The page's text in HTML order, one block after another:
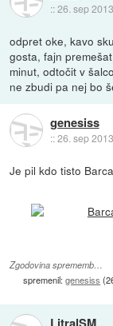
::26. sep
odpret oke, kavo
gosta, fajn
minut, odtočit v
ne zbudi pa nej bo
genesiss
::26. sep
Je pil kdo tisto
Zgodovina sprememb…
spremenil:genesiss (